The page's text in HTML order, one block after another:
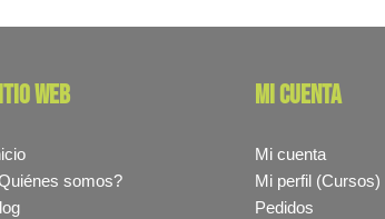
web
somos?
mi cuenta
Mi cuenta
Mi perfil (Cursos)
Pedidos